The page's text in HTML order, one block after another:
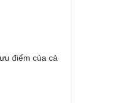
điểm của cả